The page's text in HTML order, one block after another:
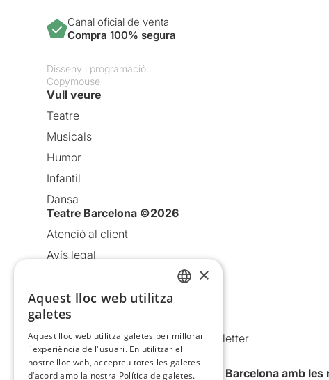
Canal oficial de venta
Compra 100% segura
Disseny i programació:
Copymouse
Vull veure
Teatre
Musicals
Humor
Infantil
Dansa
Teatre Barcelona ©2026
Atenció al client
Avís legal
Política de cookies
Condicions d’ús
Comunicacions comercials i Newsletter
Anuncia’t
Vull rebre la newsletter de Teatre Barcelona amb
×
Aquest lloc web utilitza
galetes
Aquest lloc web utilitza galetes per millorar
l'experiència de l'usuari. En utilitzar el
nostre lloc web, accepteu totes les galetes
d’acord amb la nostra Política de galetes.